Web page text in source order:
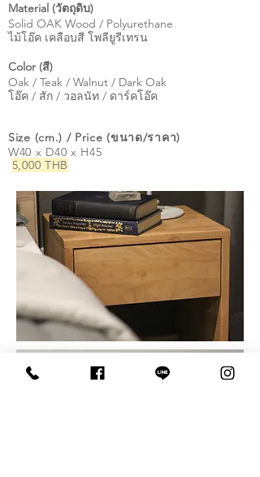
Material (วัตถุดิบ)
Solid OAK Wood / Polyurethane
ไม้โอ๊ค เคลือบสี โพลียูรีเทรน
Color (สี)
Oak / Teak / Walnut / Dark Oak
โอ๊ค / สัก / วอลนัท / ดาร์คโอ๊ค
Size (cm.) / Price (ขนาด/ราคา)
W40 x D40 x H45
5,000 THB